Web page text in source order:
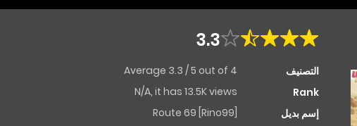
3.3
التصنيف Average 3.3 /5 out of 4
Rank
N/A, it has 13.5K views
إسم بديل
Route 69 [Rino99]